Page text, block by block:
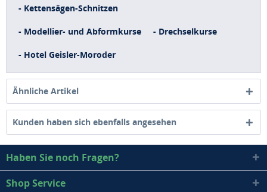
- Kettensägen-Schnitzen
- Modellier- und Abformkurse - Drechselkurse
- Hotel Geisler-Moroder
Ähnliche Artikel
Kunden haben sich ebenfalls angesehen
Haben Sie noch Fragen?
Shop Service